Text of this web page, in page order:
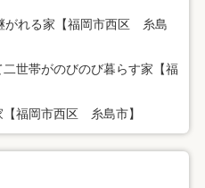
れる家【福岡市西区 糸島
世帯がのびのび暮らす家【福
福岡市西区 糸島市】